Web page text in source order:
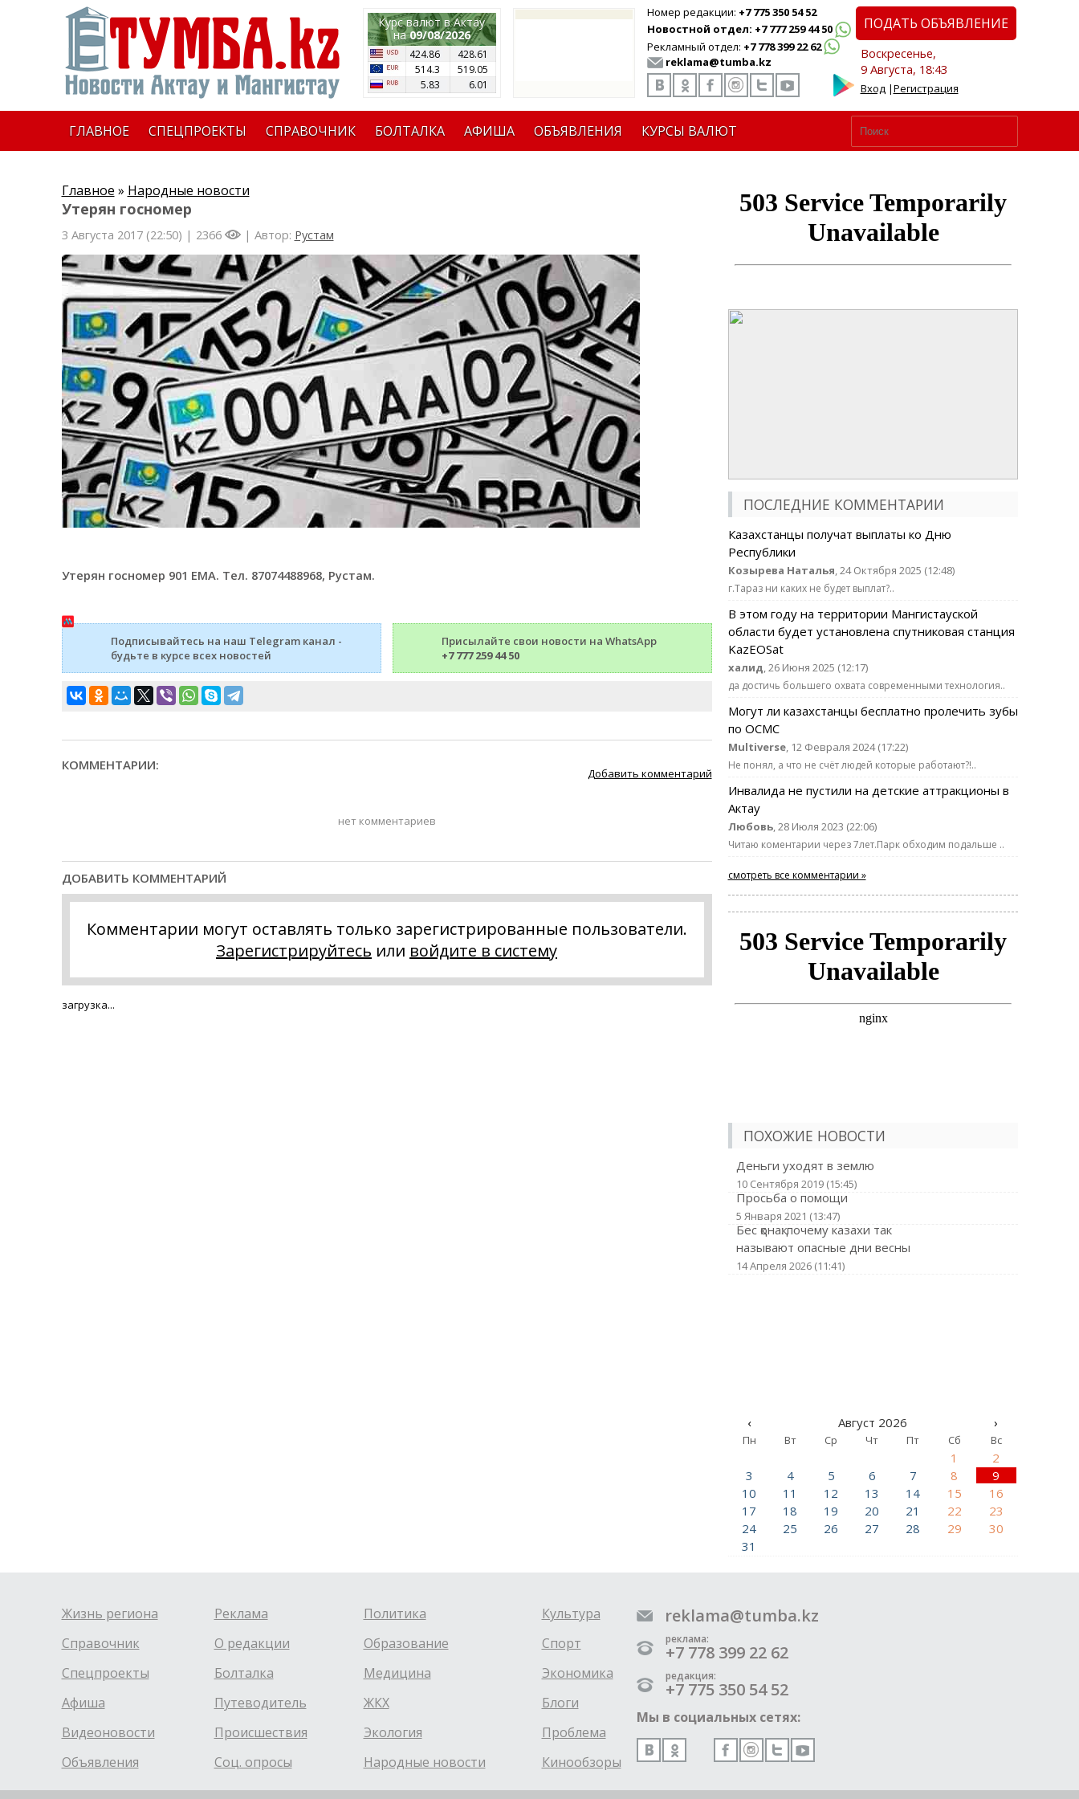
Курс валют в Актау
на09/08/2026
424.86
428.61
514.3
519.05
5.83
6.01
Номер редакции: +7 775 350 54 52
Новостной отдел: +7 777 259 44 50
Рекламный отдел: +7 778 399 22 62
reklama@tumba.kz
ПОДАТЬ ОБЪЯВЛЕНИЕ
Воскресенье,
9 Августа, 18:43
Вход|Регистрация
ГЛАВНОЕ СПЕЦПРОЕКТЫ СПРАВОЧНИК БОЛТАЛКА АФИША ОБЪЯВЛЕНИЯ КУРСЫ ВАЛЮТ
Главное » Народные новости
Утерян госномер
3 Августа 2017 (22:50) | 2366 | Автор: Рустам
Утерян госномер 901 ЕМА. Тел. 87074488968, Рустам.
Подписывайтесь на наш Telegram канал -
будьте в курсе всех новостей
Присылайте свои новости на WhatsApp
+7 777 259 44 50
КОММЕНТАРИИ:
Добавить комментарий
нет комментариев
ДОБАВИТЬ КОММЕНТАРИЙ
Комментарии могут оставлять только зарегистрированные пользователи.
Зарегистрируйтесь или войдите в систему
загрузка...
ПОСЛЕДНИЕ КОММЕНТАРИИ
Казахстанцы получат выплаты ко Дню
Республики
Козырева Наталья, 24 Октября 2025 (12:48)
г.Тараз ни каких не будет выплат?..
В этом году на территории Мангистауской
области будет установлена спутниковая станция
KazEOSat
халид, 26 Июня 2025 (12:17)
да достичь большего охвата современными технология..
Могут ли казахстанцы бесплатно пролечить зубы
по ОСМС
Multiverse, 12 Февраля 2024 (17:22)
Не понял, а что не счёт людей которые работают?!..
Инвалида не пустили на детские аттракционы в
Актау
Любовь, 28 Июля 2023 (22:06)
Читаю коментарии через 7лет.Парк обходим подальше ..
смотреть все комментарии »
ПОХОЖИЕ НОВОСТИ
Деньги уходят в землю
10 Сентября 2019 (15:45)
Просьба о помощи
5 Января 2021 (13:47)
Бес қонақ: почему казахи так
называют опасные дни весны
14 Апреля 2026 (11:41)
‹ Август 2026 ›
Пн Вт Ср Чт Пт Сб Вс
1
2
3
4 5 6 7 8
9
10
11 12 13 14 15
16
17
18 19 20 21 22
23
24
25 26 27 28 29
30
31
Жизнь региона
Справочник
Спецпроекты
Афиша
Видеоновости
Объявления
Реклама
О редакции
Болталка
Путеводитель
Происшествия
Соц. опросы
Политика
Образование
Медицина
ЖКХ
Экология
Народные новости
Культура
Спорт
Экономика
Блоги
Проблема
Кинообзоры
reklama@tumba.kz
реклама:
+7 778 399 22 62
редакция:
+7 775 350 54 52
Мы в социальных сетях: